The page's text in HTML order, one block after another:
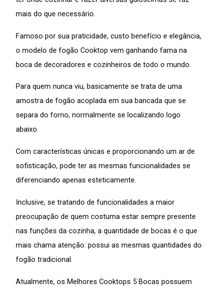
mais do que necessário.
Famoso por sua praticidade, custo benefício e elegância,
o modelo de fogão Cooktop vem ganhando fama na
boca de decoradores e cozinheiros de todo o mundo.
Para quem nunca viu, basicamente se trata de uma
amostra de fogão acoplada em sua bancada que se
separa do forno, normalmente se localizando logo
abaixo.
Com características únicas e proporcionando um ar de
sofisticação, pode ter as mesmas funcionalidades se
diferenciando apenas esteticamente.
Inclusive, se tratando de funcionalidades a maior
preocupação de quem costuma estar sempre presente
nas funções da cozinha, a quantidade de bocas é o que
mais chama atenção: possui as mesmas quantidades do
fogão tradicional.
Atualmente, os Melhores Cooktops 5 Bocas possuem